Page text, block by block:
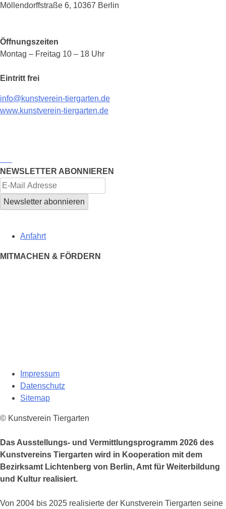
Möllendorffstraße 6, 10367 Berlin
Öffnungszeiten
Montag – Freitag 10 – 18 Uhr
Eintritt frei
info@kunstverein-tiergarten.de
www.kunstverein-tiergarten.de
NEWSLETTER ABONNIEREN
Anfahrt
MITMACHEN & FÖRDERN
Impressum
Datenschutz
Sitemap
© Kunstverein Tiergarten
Das Ausstellungs- und Vermittlungsprogramm 2026 des
Kunstvereins Tiergarten wird in Kooperation mit dem
Bezirksamt Lichtenberg von Berlin, Amt für Weiterbildung
und Kultur realisiert.
Von 2004 bis 2025 realisierte der Kunstverein Tiergarten seine